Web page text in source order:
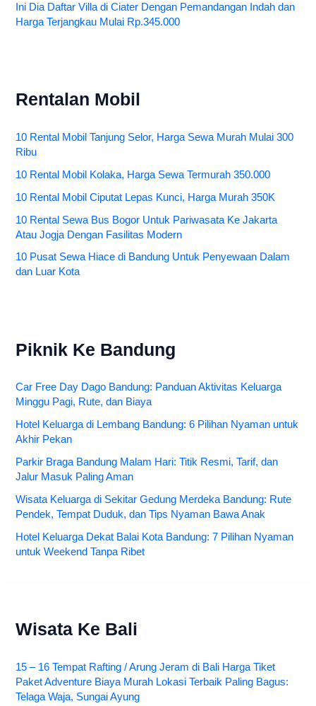
Ini Dia Daftar Villa di Ciater Dengan Pemandangan Indah dan
Harga Terjangkau Mulai Rp.345.000
Rentalan Mobil
10 Rental Mobil Tanjung Selor, Harga Sewa Murah Mulai 300
Ribu
10 Rental Mobil Kolaka, Harga Sewa Termurah 350.000
10 Rental Mobil Ciputat Lepas Kunci, Harga Murah 350K
10 Rental Sewa Bus Bogor Untuk Pariwasata Ke Jakarta
Atau Jogja Dengan Fasilitas Modern
10 Pusat Sewa Hiace di Bandung Untuk Penyewaan Dalam
dan Luar Kota
Piknik Ke Bandung
Car Free Day Dago Bandung: Panduan Aktivitas Keluarga
Minggu Pagi, Rute, dan Biaya
Hotel Keluarga di Lembang Bandung: 6 Pilihan Nyaman untuk
Akhir Pekan
Parkir Braga Bandung Malam Hari: Titik Resmi, Tarif, dan
Jalur Masuk Paling Aman
Wisata Keluarga di Sekitar Gedung Merdeka Bandung: Rute
Pendek, Tempat Duduk, dan Tips Nyaman Bawa Anak
Hotel Keluarga Dekat Balai Kota Bandung: 7 Pilihan Nyaman
untuk Weekend Tanpa Ribet
Wisata Ke Bali
15 – 16 Tempat Rafting / Arung Jeram di Bali Harga Tiket
Paket Adventure Biaya Murah Lokasi Terbaik Paling Bagus:
Telaga Waja, Sungai Ayung